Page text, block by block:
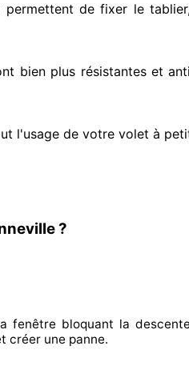
de fixer le
bien plus résistanteset
l'usage de votre volet à
?
fenêtre bloquant la
créer une panne.